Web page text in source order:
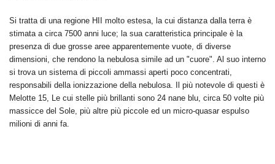
Si tratta di una regione HII molto estesa, la cui distanza dalla terra è
stimata a circa 7500 anni luce; la sua caratteristica principale è la
presenza di due grosse aree apparentemente vuote, di diverse
dimensioni, che rendono la nebulosa simile ad un "cuore". Al suo interno
si trova un sistema di piccoli ammassi aperti poco concentrati,
responsabili della ionizzazione della nebulosa. Il più notevole di questi è
Melotte 15, Le cui stelle più brillanti sono 24 nane blu, circa 50 volte più
massicce del Sole, più altre più piccole ed un micro-quasar espulso
milioni di anni fa.